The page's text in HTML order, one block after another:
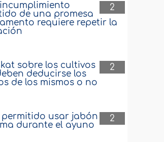
2
de una promesa
requiere repetir la
2
sobre los cultivos
deducirse los
de los mismos o no
2
permitido usar jabón
durante el ayuno